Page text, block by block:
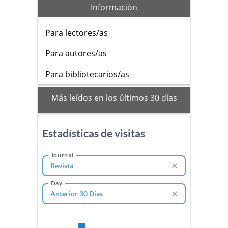
Información
Para lectores/as
Para autores/as
Para bibliotecarios/as
mas_vistos
Más leídos en los últimos 30 días